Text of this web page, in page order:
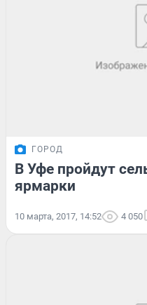
ГОРОД
В Уфе пройдут
ярмарки
10 марта, 2017, 14:52 4 050